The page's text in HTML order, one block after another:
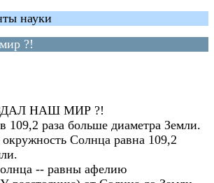
науки
?!
НАШ МИР ?!
109,2 раза больше диаметра Земли.
окружность Солнца равна 109,2
-- равны афелию